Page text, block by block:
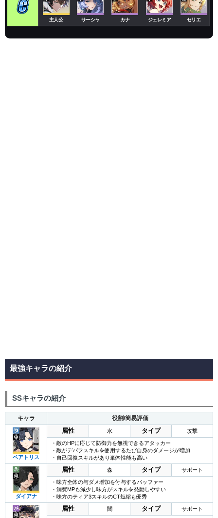
主人公 サーシャ カナ ジェレミア セリエ
最強キャラの紹介
SSキャラの紹介
キャラ 役割/簡易評価
ベアトリス
属性 水 タイプ 攻撃
・敵のHPに応じて防御力を無視できるアタッカー
・敵がデバフスキルを使用するたび自身のダメージが増加
・自己回復スキルがあり単体性能も高い
ダイアナ
属性 森 タイプ サポート
・味方全体の与ダメ増加を付与するバッファー
・消費MPも減少し味方がスキルを発動しやすい
・味方のティア3スキルのCT短縮も優秀
属性 闇 タイプ サポート